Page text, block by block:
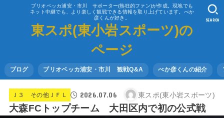
ブリオベッカ浦安・市川 サポーター(熱狂的ファン)が作成。現地でも
ネット中継でも、より楽しく観戦できる情報を取り上げています。べか
彦くんが好き。
東スポ(東小岩スポーツ)の
ページ
ブログ ブリオベッカ浦安・市川 観戦Q&A べか彦くんの紹介
SEARCH
Ｊ３ その他ＪＦＬ 2026.07.06 東スポ(東小岩スポーツ)
大森FCトップチーム 大田区内で初の公式戦